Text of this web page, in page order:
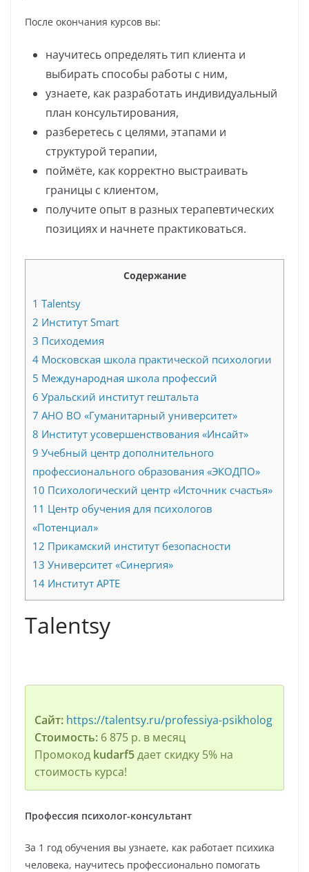
После окончания курсов вы:
научитесь определять тип клиента и
выбирать способы работы с ним,
узнаете, как разработать индивидуальный
план консультирования,
разберетесь с целями, этапами и
структурой терапии,
поймёте, как корректно выстраивать
границы с клиентом,
получите опыт в разных терапевтических
позициях и начнете практиковаться.
Содержание
1 Talentsy
2 Институт Smart
3 Психодемия
4 Московская школа практической психологии
5 Международная школа профессий
6 Уральский институт гештальта
7 АНО ВО «Гуманитарный университет»
8 Институт усовершенствования «Инсайт»
9 Учебный центр дополнительного
профессионального образования «ЭКОДПО»
10 Психологический центр «Источник счастья»
11 Центр обучения для психологов
«Потенциал»
12 Прикамский институт безопасности
13 Университет «Синергия»
14 Институт АРТЕ
Talentsy
Сайт: https://talentsy.ru/professiya-psikholog
Стоимость:6 875 р. в месяц
Промокод kudarf5дает скидку 5% на
стоимость курса!
Профессия психолог-консультант
За 1 год обучения вы узнаете, как работает психика
человека, научитесь профессионально помогать